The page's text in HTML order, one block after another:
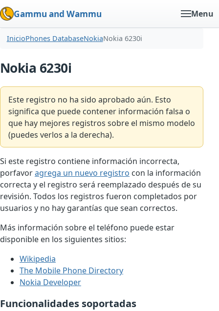
Gammu and Wammu Menu
InicioPhones DatabaseNokiaNokia 6230i
Nokia 6230i
Este registro no ha sido aprobado aún. Esto
significa que puede contener información falsa o
que hay mejores registros sobre el mismo modelo
(puedes verlos a la derecha).
Si este registro contiene información incorrecta,
porfavoragrega un nuevo registro con la información
correcta y el registro será reemplazado después de su
revisión. Todos los registros fueron completados por
usuarios y no hay garantías que sean correctos.
Más información sobre el teléfono puede estar
disponible en los siguientes sitios:
Wikipedia
The Mobile Phone Directory
Nokia Developer
Funcionalidades soportadas